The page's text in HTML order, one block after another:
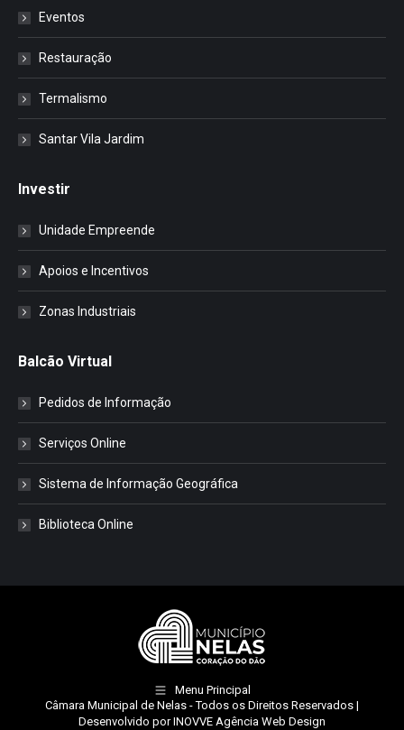
Eventos
Restauração
Termalismo
Santar Vila Jardim
Investir
Unidade Empreende
Apoios e Incentivos
Zonas Industriais
Balcão Virtual
Pedidos de Informação
Serviços Online
Sistema de Informação Geográfica
Biblioteca Online
Menu Principal
Câmara Municipal de Nelas - Todos os Direitos Reservados |
Desenvolvido porINOVVE Agência Web Design